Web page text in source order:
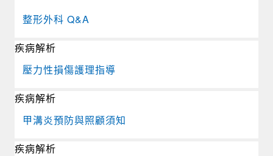
整形外科 Q&A
壓力性損傷護理指導
疾病解析
甲溝炎預防與照顧須知
疾病解析
疾病解析